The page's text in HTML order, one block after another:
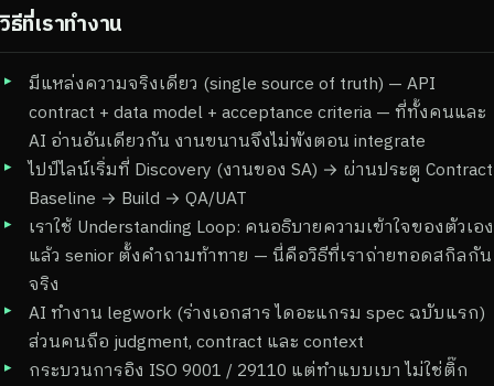
วิธีที่เราทำงาน
มีแหล่งความจริงเดียว (single source of truth) — API
contract + data model + acceptance criteria — ที่ทั้งคนและ
AI อ่านอันเดียวกัน งานขนานจึงไม่พังตอน integrate
ไปป์ไลน์เริ่มที่ Discovery (งานของ SA) → ผ่านประตู Contract
Baseline → Build → QA/UAT
เราใช้ Understanding Loop: คนอธิบายความเข้าใจของตัวเอง
แล้ว senior ตั้งคำถามท้าทาย — นี่คือวิธีที่เราถ่ายทอดสกิลกัน
จริง
AI ทำงาน legwork (ร่างเอกสาร ไดอะแกรม spec ฉบับแรก)
ส่วนคนถือ judgment, contract และ context
กระบวนการอิง ISO 9001 / 29110 แต่ทำแบบเบา ไม่ใช่ติ๊ก